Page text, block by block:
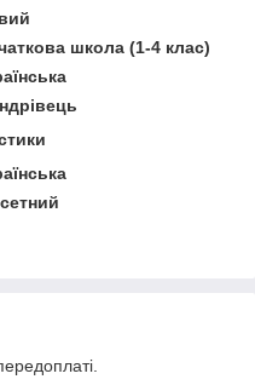
школа (1-4 клас)